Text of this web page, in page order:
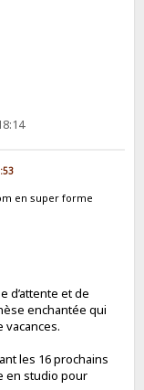
en super forme
d’attente et de
enchantée qui
vacances.
les 16 prochains
en studio pour